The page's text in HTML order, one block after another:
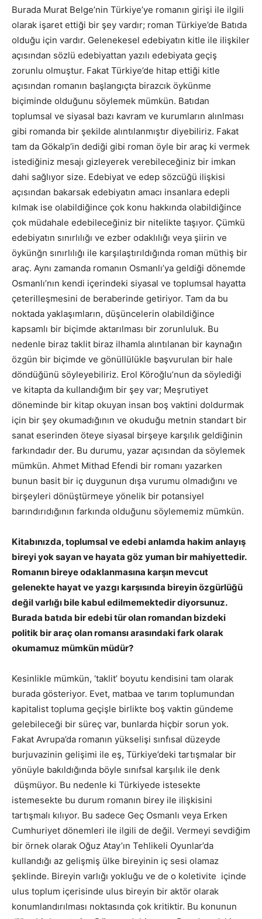
Burada Murat Belge’nin Türkiye’ye romanın girişi ile ilgili
olarak işaret ettiği bir şey vardır; roman Türkiye’de Batıda
olduğu için vardır. Gelenekesel edebiyatın kitle ile ilişkiler
açısından sözlü edebiyattan yazılı edebiyata geçiş
zorunlu olmuştur. Fakat Türkiye’de hitap ettiği kitle
açısından romanın başlangıçta birazcık öykünme
biçiminde olduğunu söylemek mümkün. Batıdan
toplumsal ve siyasal bazı kavram ve kurumların alınlması
gibi romanda bir şekilde alıntılanmıştır diyebiliriz. Fakat
tam da Gökalp’in dediği gibi roman öyle bir araç ki vermek
istediğiniz mesajı gizleyerek verebileceğiniz bir imkan
dahi sağlıyor size. Edebiyat ve edep sözcüğü ilişkisi
açısından bakarsak edebiyatın amacı insanlara edepli
kılmak ise olabildiğince çok konu hakkında olabildiğince
çok müdahale edebileceğiniz bir nitelikte taşıyor. Çümkü
edebiyatın sınırlılığı ve ezber odaklılığı veya şiirin ve
öykünğn sınırlılığı ile karşılaştırıldığında roman müthiş bir
araç. Aynı zamanda romanın Osmanlı’ya geldiği dönemde
Osmanlı’nın kendi içerindeki siyasal ve toplumsal hayatta
çeterilleşmesini de beraberinde getiriyor. Tam da bu
noktada yaklaşımların, düşüncelerin olabildiğince
kapsamlı bir biçimde aktarılması bir zorunluluk. Bu
nedenle biraz taklit biraz ilhamla alıntılanan bir kaynağın
özgün bir biçimde ve gönüllülükle başvurulan bir hale
döndüğünü söyleyebiliriz. Erol Köroğlu’nun da söylediği
ve kitapta da kullandığım bir şey var; Meşrutiyet
döneminde bir kitap okuyan insan boş vaktini doldurmak
için bir şey okumadığının ve okuduğu metnin standart bir
sanat eserinden öteye siyasal birşeye karşılık geldiğinin
farkındadır der. Bu durumu, yazar açısından da söylemek
mümkün. Ahmet Mithad Efendi bir romanı yazarken
bunun basit bir iç duygunun dışa vurumu olmadığını ve
birşeyleri dönüştürmeye yönelik bir potansiyel
barındırıdığının farkında olduğunu söylememiz mümkün.
Kitabınızda, toplumsal ve edebi anlamda hakim anlayış
bireyi yok sayan ve hayata göz yuman bir mahiyettedir.
Romanın bireye odaklanmasına karşın mevcut
gelenekte hayat ve yazgı karşısında bireyin özgürlüğü
değil varlığı bile kabul edilmemektedir diyorsunuz.
Burada batıda bir edebi tür olan romandan bizdeki
politik bir araç olan romansı arasındaki fark olarak
okumamuz mümkün müdür?
Kesinlikle mümkün, ‘taklit’ boyutu kendisini tam olarak
burada gösteriyor. Evet, matbaa ve tarım toplumundan
kapitalist topluma geçişle birlikte boş vaktin gündeme
gelebileceği bir süreç var, bunlarda hiçbir sorun yok.
Fakat Avrupa’da romanın yükselişi sınfısal düzeyde
burjuvazinin gelişimi ile eş, Türkiye’deki tartışmalar bir
yönüyle bakıldığında böyle sınıfsal karşılık ile denk
düşmüyor. Bu nedenle ki Türkiyede istesekte
istemesekte bu durum romanın birey ile ilişkisini
tartışmalı kılıyor. Bu sadece Geç Osmanlı veya Erken
Cumhuriyet dönemleri ile ilgili de değil. Vermeyi sevdiğim
bir örnek olarak Oğuz Atay’ın Tehlikeli Oyunlar’da
kullandığı az gelişmiş ülke bireyinin iç sesi olamaz
şeklinde. Bireyin varlığı yokluğu ve de o koletivite içinde
ulus toplum içerisinde ulus bireyin bir aktör olarak
konumlandırılması noktasında çok kritiktir. Bu konunun